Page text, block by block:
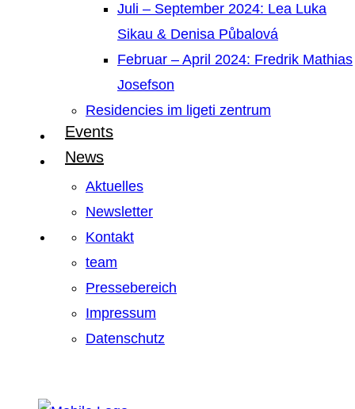
Juli – September 2024: Lea Luka
Sikau & Denisa Půbalová
Februar – April 2024: Fredrik Mathias
Josefson
Residencies im ligeti zentrum
Events
News
Aktuelles
Newsletter
Kontakt
team
Pressebereich
Impressum
Datenschutz